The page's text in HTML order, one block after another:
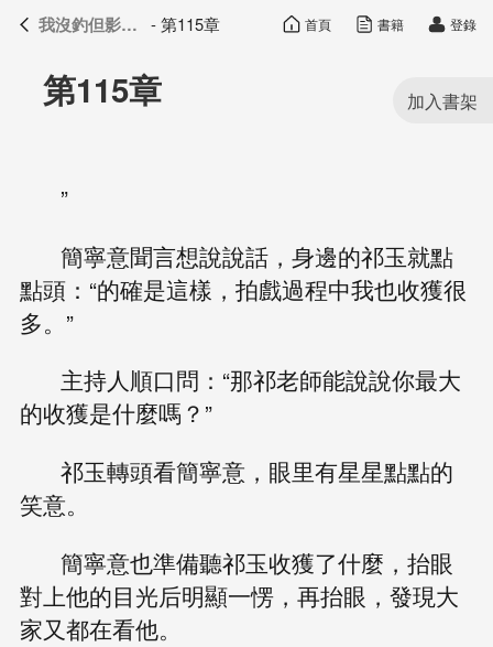
我沒釣但影帝真香了 目錄
第115章
”
簡寧意聞言想說說話，身邊的祁玉就點
點頭：“的確是這樣，拍戲過程中我也收獲很
多。”
主持人順口問：“那祁老師能說說你最大
的收獲是什麼嗎？”
祁玉轉頭看簡寧意，眼里有星星點點的
笑意。
簡寧意也準備聽祁玉收獲了什麼，抬眼
對上他的目光后明顯一愣，再抬眼，發現大
家又都在看他。
我沒釣但影帝真香了 - 第115章 首頁 書籍 登錄